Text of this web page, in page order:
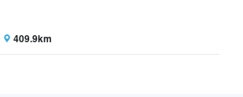
409.9km